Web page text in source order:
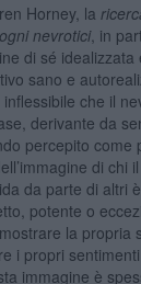
Horney, la
nevrotici, in
di sé
sano e
che il
derivante da
percepito come
di chi
da parte di altri
potente o
la propria
i propri
immagine è